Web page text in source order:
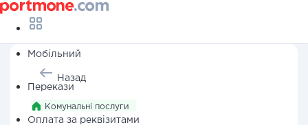
Мобільний
Перекази
Оплата за реквізитами
Назад
Комунальні послуги